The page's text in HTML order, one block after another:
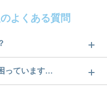
よくある質問
12件です。どのような
てみてください。
っています…